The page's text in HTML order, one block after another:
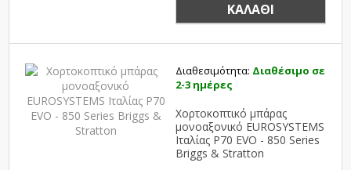
ΚΑΛΆΘΙ
Διαθεσιμότητα: Διαθέσιμο σε
2-3 ημέρες
Χορτοκοπτικό μπάρας
μονοαξονικό EUROSYSTEMS
Ιταλίας P70 EVO - 850 Series
Briggs & Stratton